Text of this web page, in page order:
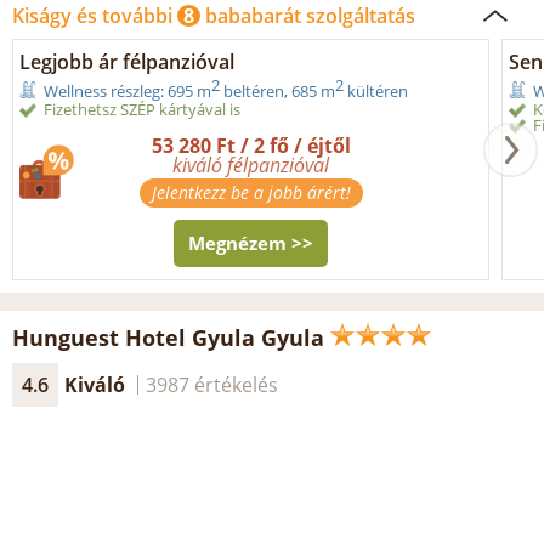
Kiságy és további 8 bababarát szolgáltatás
Legjobb ár félpanzióval
Wellness részleg: 695 m2 beltéren, 685 m2 kültéren
Fizethetsz SZÉP kártyával is
53 280 Ft / 2 fő / éjtől
kiváló félpanzióval
Jelentkezz be a jobb árért!
Megnézem >>
Hunguest Hotel Gyula Gyula
4.6 Kiváló 3987 értékelés